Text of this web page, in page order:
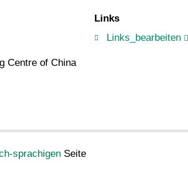
Centre of China
Links
Links_bearbeiten
sprachigen Seite